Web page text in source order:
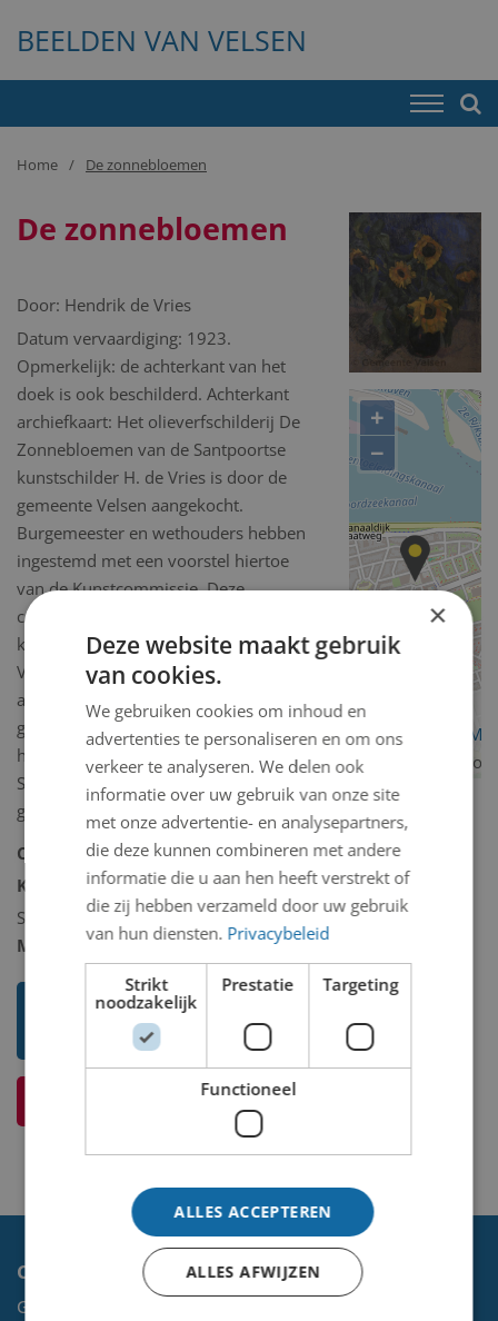
BEELDEN VAN VELSEN
Home De zonnebloemen
De zonnebloemen
Door: Hendrik de Vries
Datum vervaardiging: 1923.
Opmerkelijk: de achterkant van het
doek is ook beschilderd. Achterkant
archiefkaart: Het olieverfschilderij De
Zonnebloemen van de Santpoortse
kunstschilder H. de Vries is door de
gemeente Velsen aangekocht.
Burgemeester en wethouders hebben
ingestemd met een voorstel hiertoe
van de Kunstcommissie. Deze
commissie is van mening dat de
kwaliteit van het schilderij van De
Vries een aankoop rechtvaardigt. De
aankoop wordt bekostigd uit het
gemeentelijke kunstfonds. De Vries
heeft onlangs in de Burgerzaal van het
Stadhuis zijn schilderijen
geëxposeerd.”
Collectie: Kunstcollectie
Kunstcollectie omschrijving:
Schilderij/tekening/grafiek/foto/streetart
Model 2D/3D: 2D binnen
Toon mij meer werken van
Hendrik de Vries
Ik weet meer over dit kunstwerk
+
−
Contact
Gemeente Velsen
×
Deze website maakt gebruik
van cookies.
We gebruiken cookies om inhoud en
advertenties te personaliseren en om ons
verkeer te analyseren. We delen ook
informatie over uw gebruik van onze site
met onze advertentie- en analysepartners,
die deze kunnen combineren met andere
informatie die u aan hen heeft verstrekt of
die zij hebben verzameld door uw gebruik
van hun diensten. Privacybeleid
Strikt
noodzakelijk
Prestatie Targeting
Functioneel
ALLES ACCEPTEREN
ALLES AFWIJZEN